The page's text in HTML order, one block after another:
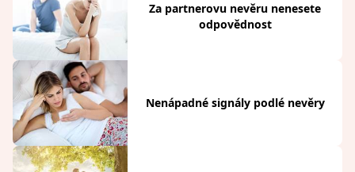
Za partnerovu nevěru nenesete
odpovědnost
Nenápadné signály podlé nevěry